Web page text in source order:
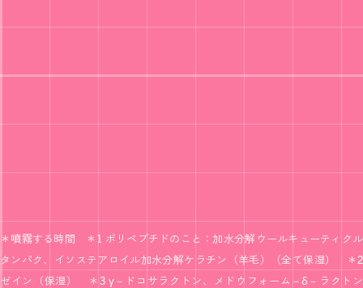
＊噴霧する時間 ＊1 ポリペプチドのこと：加水分解ウールキューティクル
タンパク、イソステアロイル加水分解ケラチン（羊毛）（全て保湿） ＊2
ゼイン（保湿） ＊3 γ－ドコサラクトン、メドウフォーム－δ－ラクトン